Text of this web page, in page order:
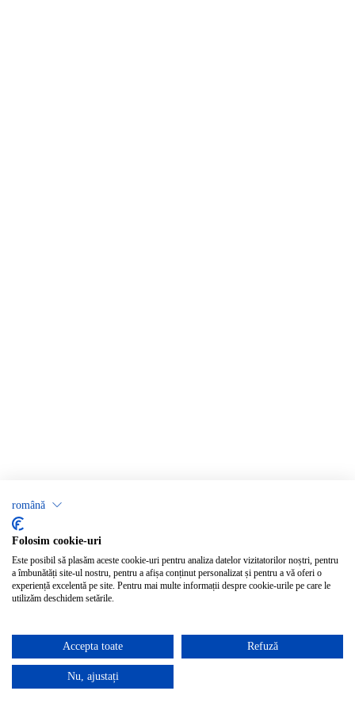
română
Folosim cookie-uri
Este posibil să plasăm aceste cookie-uri pentru analiza datelor vizitatorilor noștri, pentru
a îmbunătăți site-ul nostru, pentru a afișa conținut personalizat și pentru a vă oferi o
experiență excelentă pe site. Pentru mai multe informații despre cookie-urile pe care le
utilizăm deschidem setările.
Accepta toate Refuză
Nu, ajustați